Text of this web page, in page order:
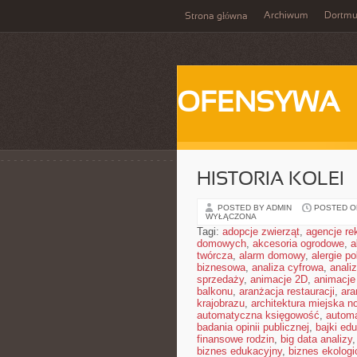
Strona główna Archiwum
OFENSYWA
HISTORIA KOLEI
POSTED BY ADMIN POSTED
WYŁĄCZONA
Tagi: adopcje zwierząt, agencje
domowych, akcesoria ogrodowe,
twórcza, alarm domowy, alergie
biznesowa, analiza cyfrowa,
sprzedaży, animacje 2D,
balkonu, aranżacja restauracji,
krajobrazu, architektura miejska
automatyczna księgowość,
badania opinii publicznej, bajki
finansowe rodzin, big data analizy,
biznes edukacyjny, biznes